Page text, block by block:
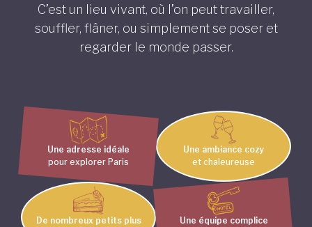
C’est un lieu vivant, où l’on peut travailler,
souffler, flâner, ou simplement se poser et
regarder le monde passer.
Une adresse idéale
pour explorer Paris
Une ambiance cozy
et chaleureuse
Une équipe complice
De nombreux petits plus